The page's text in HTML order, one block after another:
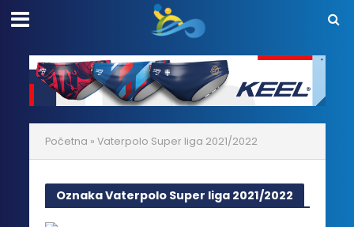
Početna » Vaterpolo Super liga 2021/2022
Oznaka Vaterpolo Super liga 2021/2022